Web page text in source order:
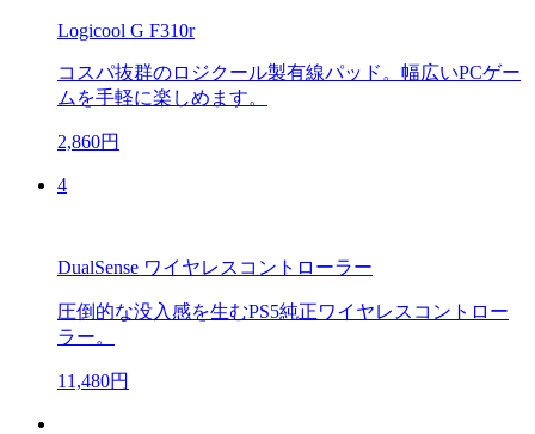
Logicool G F310r
コスパ抜群のロジクール製有線パッド。幅広いPCゲー
ムを手軽に楽しめます。
2,860円
4
DualSense ワイヤレスコントローラー
圧倒的な没入感を生むPS5純正ワイヤレスコントロー
ラー。
11,480円